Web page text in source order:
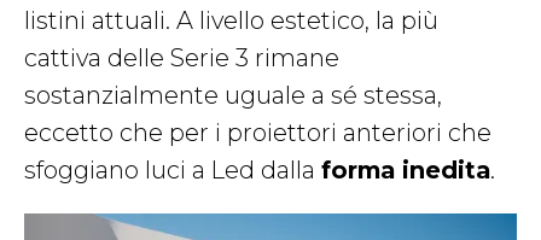
listini attuali. A livello estetico, la più
cattiva delle Serie 3 rimane
sostanzialmente uguale a sé stessa,
eccetto che per i proiettori anteriori che
sfoggiano luci a Led dalla forma inedita.